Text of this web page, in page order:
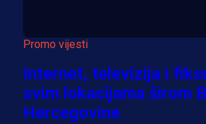
Promo vijesti
Internet, televizija i
svim lokacijama širom
Hercegovine